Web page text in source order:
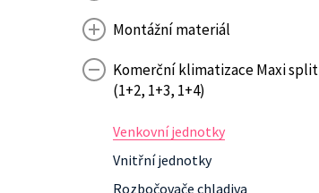
Montážní materiál
Komerční klimatizace Maxi split
(1+2, 1+3, 1+4)
Venkovní jednotky
Vnitřní jednotky
Rozbočovače chladiva